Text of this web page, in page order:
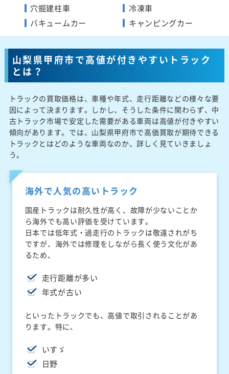
穴掘建柱車
バキュームカー
冷凍車
キャンピングカー
山梨県甲府市で高値が付きやすいトラック
とは？
トラックの買取価格は、車種や年式、走行距離などの様々な要
因によって決まります。しかし、そうした条件に関わらず、中
古トラック市場で安定した需要がある車両は高値が付きやすい
傾向があります。では、山梨県甲府市で高価買取が期待できる
トラックとはどのような車両なのか、詳しく見ていきましょ
う。
海外で人気の高いトラック
国産トラックは耐久性が高く、故障が少ないことか
ら海外でも高い評価を受けています。
日本では低年式・過走行のトラックは敬遠されがち
ですが、海外では修理をしながら長く使う文化があ
るため、
走行距離が多い
年式が古い
といったトラックでも、高値で取引されることがあ
ります。特に、
いすゞ
日野